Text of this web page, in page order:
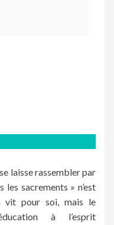
laisse rassembler par
sacrements » n’est
vit pour soi, mais le
à l’esprit